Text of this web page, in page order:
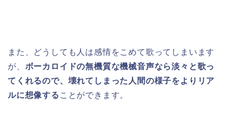
また、どうしても人は感情をこめて歌ってしまいます
が、 ボーカロイドの無機質な機械音声なら淡々と歌っ
てくれるので、壊れてしまった人間の様子をよりリア
ルに想像する ことができます。